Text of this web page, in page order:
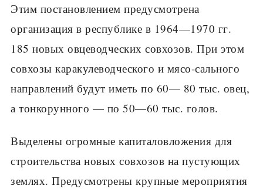
Этим постановлением предусмотрена
организация в республике в 1964—1970 гг.
185 новых овцеводческих совхозов. При этом
совхозы каракулеводческого и мясо-сального
направлений будут иметь по 60— 80 тыс. овец,
а тонкорунного — по 50—60 тыс. голов.
Выделены огромные капиталовложения для
строительства новых совхозов на пустующих
землях. Предусмотрены крупные мероприятия